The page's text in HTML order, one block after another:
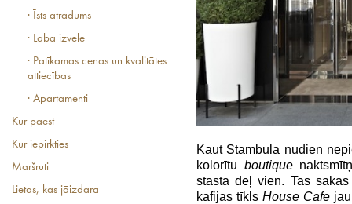
· Īsts atradums
· Laba izvēle
· Patīkamas cenas un kvalitātes
attiecības
· Apartamenti
Kur paēst
Kur iepirkties
Maršruti
Lietas, kas jāizdara
Kaut Stambula nudien
kolorītu boutique
stāsta dēļ vien. Tas
kafijas tīkls House Cafe